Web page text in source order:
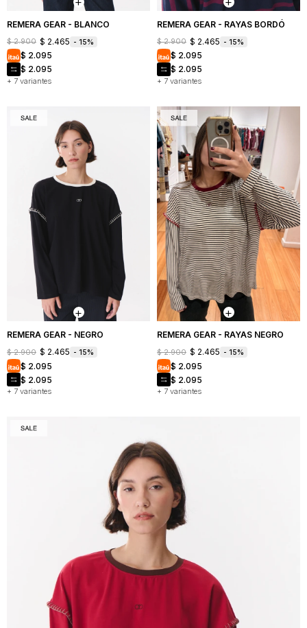
REMERA GEAR - BLANCO
+ 7 variantes
$ 2.900 $ 2.465 15
$ 2.095
$ 2.095
REMERA GEAR - RAYAS BORDÓ
+ 7 variantes
$ 2.900 $ 2.465 15
$ 2.095
$ 2.095
REMERA GEAR - NEGRO
+ 7 variantes
$ 2.900 $ 2.465 15
$ 2.095
$ 2.095
REMERA GEAR - RAYAS NEGRO
+ 7 variantes
$ 2.900 $ 2.465 15
$ 2.095
$ 2.095